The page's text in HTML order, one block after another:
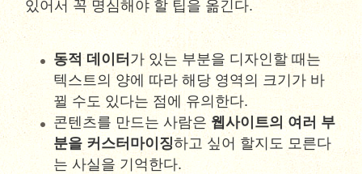
있어서 꼭 명심해야 할 팁을 옮긴다.
동적 데이터 가 있는 부분을 디자인할 때는
텍스트의 양에 따라 해당 영역의 크기가 바
뀔 수도 있다는 점에 유의한다.
콘텐츠를 만드는 사람은웹사이트의 여러 부
분을 커스터마이징하고 싶어 할지도 모른다
는 사실을 기억한다.